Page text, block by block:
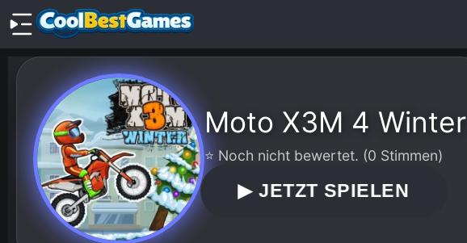
Moto X3M 4 Winter
⭐ Noch nicht bewertet. (0 Stimmen)
▶JETZT SPIELEN